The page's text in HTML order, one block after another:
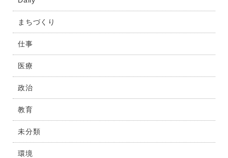
まちづくり
仕事
医療
政治
教育
未分類
環境